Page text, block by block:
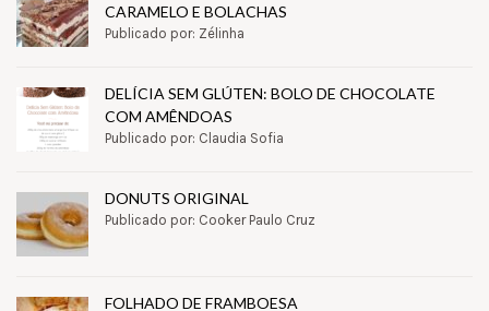
CARAMELO E BOLACHAS
Publicado por: Zélinha
DELÍCIA SEM GLÚTEN: BOLO DE CHOCOLATE
COM AMÊNDOAS
Publicado por: Claudia Sofia
DONUTS ORIGINAL
Publicado por: Cooker Paulo Cruz
FOLHADO DE FRAMBOESA